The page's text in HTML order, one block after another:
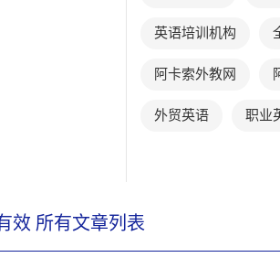
英语培训机构
阿卡索外教网
外贸英语 职业
效 所有文章列表